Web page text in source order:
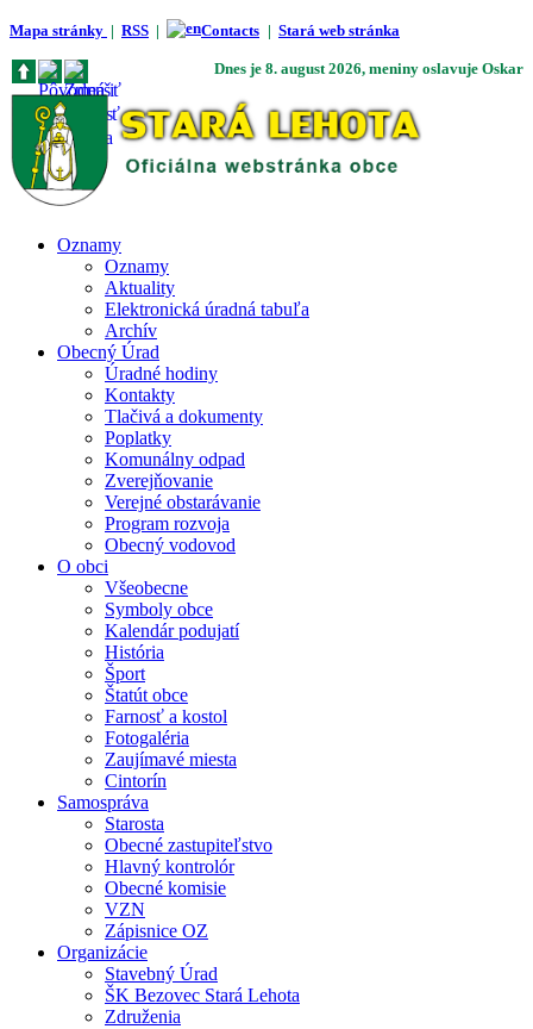
Mapa stránky | RSS | Contacts | Stará web stránka
Dnes je 8. august 2026, meniny oslavuje Oskar
Oznamy
Oznamy
Aktuality
Elektronická úradná tabuľa
Archív
Obecný Úrad
Úradné hodiny
Kontakty
Tlačivá a dokumenty
Poplatky
Komunálny odpad
Zverejňovanie
Verejné obstarávanie
Program rozvoja
Obecný vodovod
O obci
Všeobecne
Symboly obce
Kalendár podujatí
História
Šport
Štatút obce
Farnosť a kostol
Fotogaléria
Zaujímavé miesta
Cintorín
Samospráva
Starosta
Obecné zastupiteľstvo
Hlavný kontrolór
Obecné komisie
VZN
Zápisnice OZ
Organizácie
Stavebný Úrad
ŠK Bezovec Stará Lehota
Združenia